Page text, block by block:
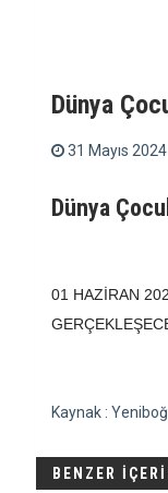
Dünya
31 Mayıs 2024
Dünya
01 HAZİRAN
Kaynak :
BENZER